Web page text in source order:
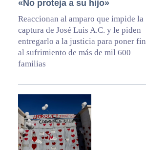
«No proteja a su hijo»
Reaccionan al amparo que impide la
captura de José Luis A.C. y le piden
entregarlo a la justicia para poner fin
al sufrimiento de más de mil 600
familias